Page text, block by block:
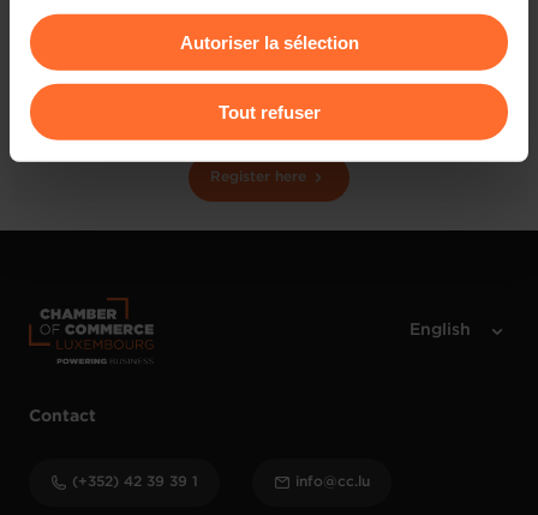
consentement à tout moment en cliquant sur l’icône
flottante en bas à gauche de chaque page.
Pour de plus amples informations sur la manière dont
nous utilisons lescookies et sommes amenés à traiter
vos données personnelles, vous pouvez consulter notre
Charte d’usage des cookies et notre
Autoriser la sélection
Tout refuser
collaborateurs et vos entreprises membres.
NB: Cet évènement est uniquement ouvert aux membres
de l’UEL et à leurs membres respectifs. Presse non
invitée.
Register here
Contact
(+352) 42 39 39 1 info@cc.lu